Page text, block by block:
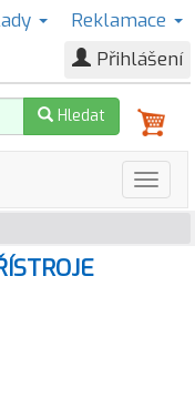
Reklamace
Přihlášení
Hledat